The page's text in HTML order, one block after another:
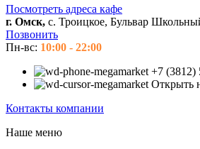
Посмотреть адреса кафе
г. Омск, с. Троицкое, Бульвар
Позвонить
Пн-вс: 10:00 - 22:00
+7 (3812)
Открыть
Контакты компании
Наше меню